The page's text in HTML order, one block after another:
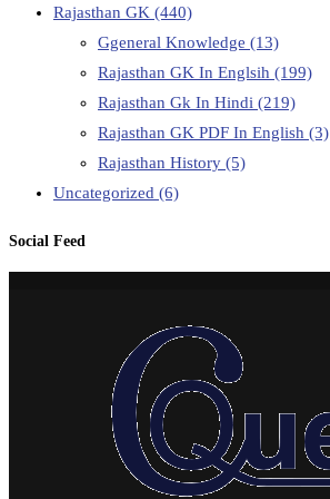
Rajasthan GK (440)
Ggeneral Knowledge (13)
Rajasthan GK In Englsih (199)
Rajasthan Gk In Hindi (219)
Rajasthan GK PDF In English (3)
Rajasthan History (5)
Uncategorized (6)
Social Feed